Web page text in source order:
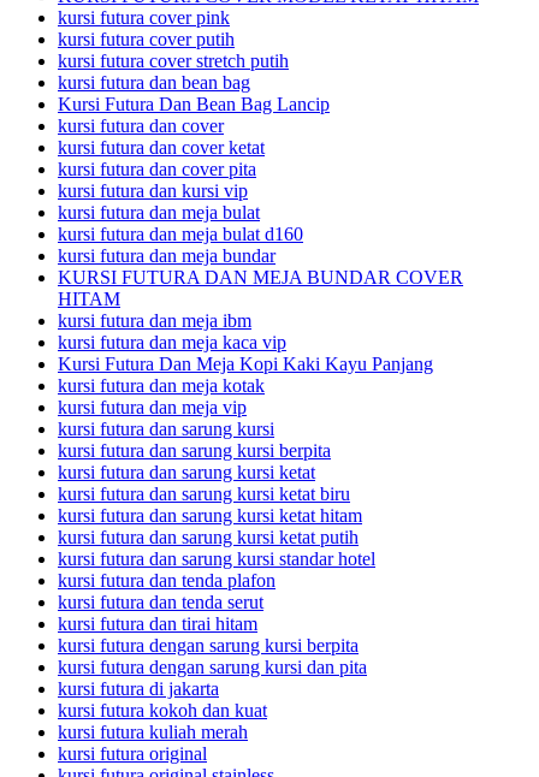
kursi futura cover pink
kursi futura cover putih
kursi futura cover stretch putih
kursi futura dan bean bag
Kursi Futura Dan Bean Bag Lancip
kursi futura dan cover
kursi futura dan cover ketat
kursi futura dan cover pita
kursi futura dan kursi vip
kursi futura dan meja bulat
kursi futura dan meja bulat d160
kursi futura dan meja bundar
KURSI FUTURA DAN MEJA BUNDAR COVER
HITAM
kursi futura dan meja ibm
kursi futura dan meja kaca vip
Kursi Futura Dan Meja Kopi Kaki Kayu Panjang
kursi futura dan meja kotak
kursi futura dan meja vip
kursi futura dan sarung kursi
kursi futura dan sarung kursi berpita
kursi futura dan sarung kursi ketat
kursi futura dan sarung kursi ketat biru
kursi futura dan sarung kursi ketat hitam
kursi futura dan sarung kursi ketat putih
kursi futura dan sarung kursi standar hotel
kursi futura dan tenda plafon
kursi futura dan tenda serut
kursi futura dan tirai hitam
kursi futura dengan sarung kursi berpita
kursi futura dengan sarung kursi dan pita
kursi futura di jakarta
kursi futura kokoh dan kuat
kursi futura kuliah merah
kursi futura original